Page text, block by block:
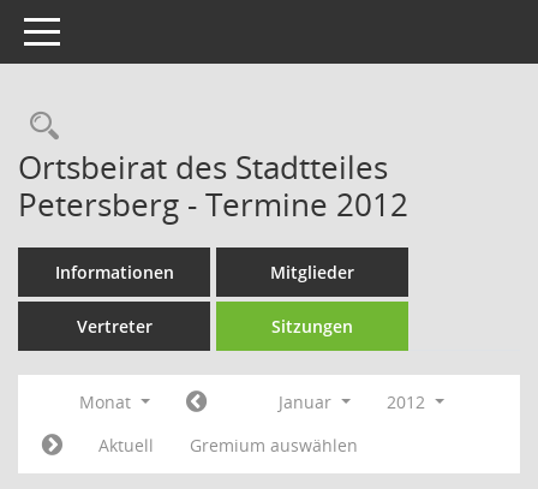
Toggle navigation
Rechercheauswahl
Ortsbeirat des Stadtteiles
Petersberg - Termine 2012
Informationen Mitglieder
Vertreter Sitzungen
Monat Januar
2012
Aktuell
Gremium auswählen